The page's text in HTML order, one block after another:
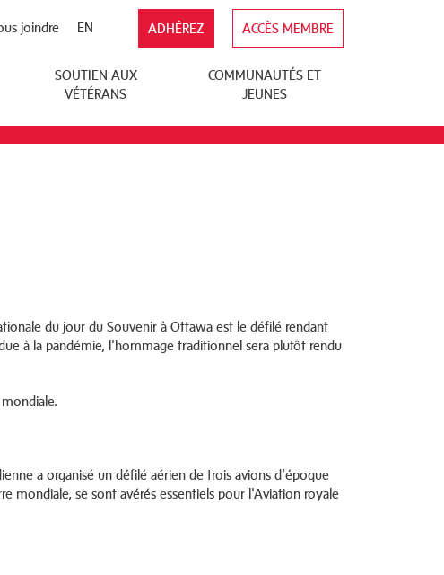
ADHÉREZ ACCÈS MEMBRE
EN
joindre
SOUTIEN AUX
VÉTÉRANS
COMMUNAUTÉS ET
JEUNES
du jour du Souvenir à Ottawa est le défilé rendant
à la pandémie, l'hommage traditionnel sera plutôt rendu
a organisé un défilé aérien de trois avions d’époque
mondiale, se sont avérés essentiels pour l'Aviation royale